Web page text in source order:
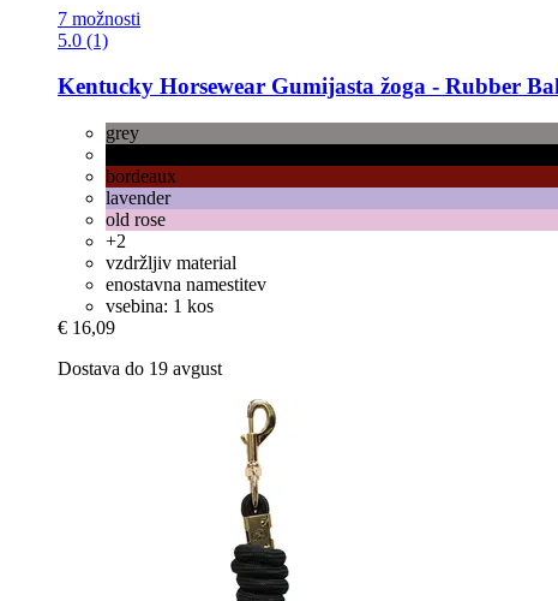
7 možnosti
5.0 (1)
Kentucky Horsewear Gumijasta žoga -​ Rubber
grey
bordeaux
lavender
old rose
+2
vzdržljiv material
enostavna namestitev
vsebina: 1 kos
€ 16,09
Dostava do 19 avgust